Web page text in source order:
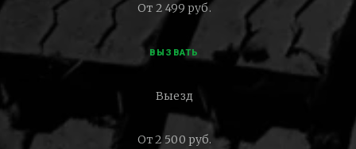
От 2 499 руб.
ВЫЗВАТЬ
Выезд
От 2 500 руб.